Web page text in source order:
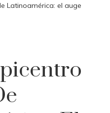
Latinoamérica: el auge